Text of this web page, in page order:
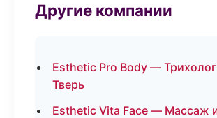
Другие компании
Esthetic Pro Body —
Тверь
Esthetic Vita Face — Массаж